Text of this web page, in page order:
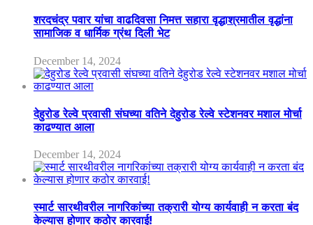
शरदचंद्र पवार यांचा वाढदिवसा निमत्त सहारा वृद्धाश्रमातील वृद्धांना
सामाजिक व धार्मिक ग्रंथ दिली भेट
December 14, 2024
देहुरोड रेल्वे प्रवासी संघच्या वतिने देहुरोड रेल्वे स्टेशनवर मशाल मोर्चा
काढण्यात आला
December 14, 2024
स्मार्ट सारथीवरील नागरिकांच्या तक्रारी योग्य कार्यवाही न करता बंद
केल्यास होणार कठोर कारवाई!